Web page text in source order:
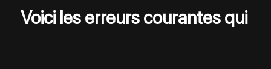
Voici les erreurs courantes qui